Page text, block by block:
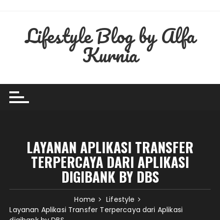
contentLifestyle Blog by Alfa
Kurnia
LAYANAN APLIKASI TRANSFER
TERPERCAYA DARI APLIKASI
DIGIBANK BY DBS
Home
Lifestyle
Layanan Aplikasi Transfer Terpercaya dari Aplikasi